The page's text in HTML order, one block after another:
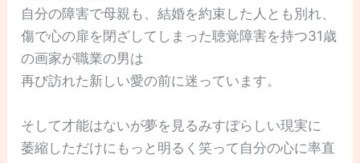
自分の障害で母親も、結婚を約束した人とも別れ、
傷で心の扉を閉ざしてしまった聴覚障害を持つ31歳
の画家が職業の男は
再び訪れた新しい愛の前に迷っています。
そして才能はないが夢を見るみすぼらしい現実に
萎縮しただけにもっと明るく笑って自分の心に率直